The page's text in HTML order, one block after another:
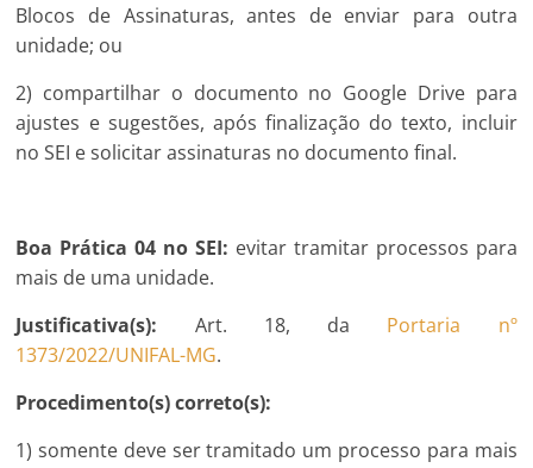
Blocos de Assinaturas, antes de enviar para outra
unidade; ou
2) compartilhar o documento no Google Drive para
ajustes e sugestões, após finalização do texto, incluir
no SEI e solicitar assinaturas no documento final.
Boa Prática 04 no SEI: evitar tramitar processos para
mais de uma unidade.
Justificativa(s): Art. 18, da Portaria nº
1373/2022/UNIFAL-MG.
Procedimento(s) correto(s):
1) somente deve ser tramitado um processo para mais